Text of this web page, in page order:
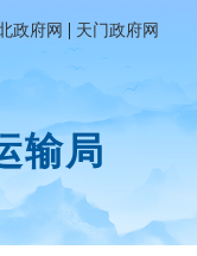
政府网 | 天门政府网
输局